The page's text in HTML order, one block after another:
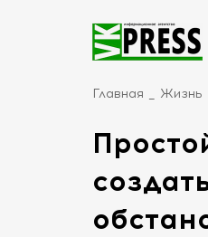
Главная Жизнь